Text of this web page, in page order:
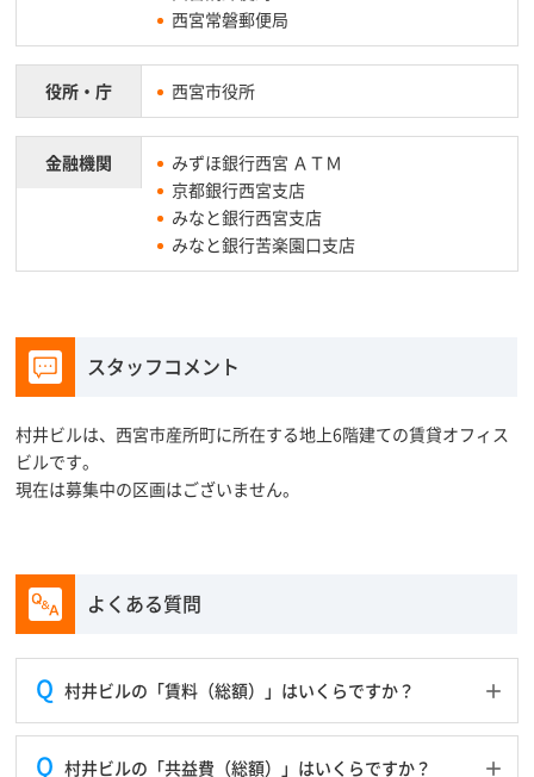
西宮常磐郵便局
役所・庁 西宮市役所
金融機関
みずほ銀行西宮 ＡＴＭ
京都銀行西宮支店
みなと銀行西宮支店
みなと銀行苦楽園口支店
スタッフコメント
村井ビルは、西宮市産所町に所在する地上6階建ての賃貸オフィス
ビルです。
現在は募集中の区画はございません。
よくある質問
村井ビルの「賃料（総額）」はいくらですか？
村井ビルの「共益費（総額）」はいくらですか？